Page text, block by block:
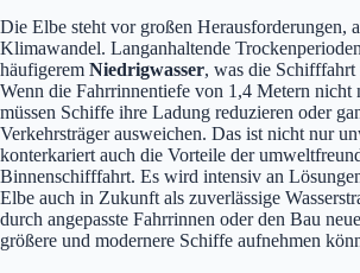
Die Elbe steht vor großen Herausforderungen,
Klimawandel. Langanhaltende
häufigerem Niedrigwasser, was die Schifffahrt
Wenn die Fahrrinnentiefe von 1,4 Metern nicht
müssen Schiffe ihre Ladung reduzieren oder
Verkehrsträger ausweichen. Das ist nicht nur
konterkariert auch die Vorteile der
Binnenschifffahrt. Es wird intensiv an
Elbe auch in Zukunft als zuverlässige
durch angepasste Fahrrinnen oder den Bau
größere und modernere Schiffe aufnehmen